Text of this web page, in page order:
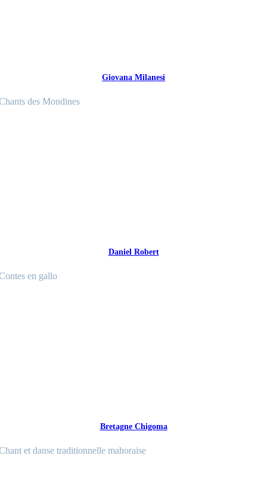
Giovana Milanesi
des Mondines
Daniel Robert
en gallo
Bretagne Chigoma
et danse traditionnelle mahoraise